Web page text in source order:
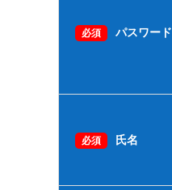
必須 パスワード
必須 氏名